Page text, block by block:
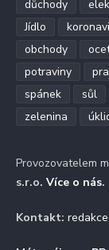
důchody
Jídlo
obchody
potraviny
spánek
sůl
zelenina
Provozovatelem
s.r.o. Více o nás.
Kontakt: